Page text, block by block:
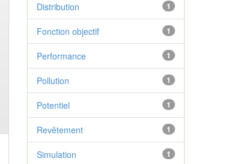
1
Distribution
1
Fonction objectif
1
Performance
1
Pollution
1
Potentiel
1
Revêtement
1
Simulation